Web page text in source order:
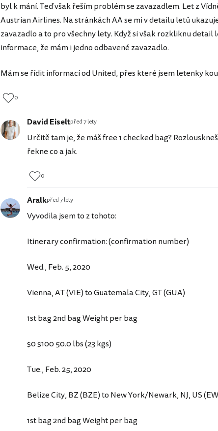
byl k mání. Teď však řeším problém se zavazadlem. Let z
Austrian Airlines. Na stránkách AA se mi v detailu letů
zavazadlo a to pro všechny lety. Když si však rozkliknu
informace, že mám i jedno odbavené zavazadlo.
Mám se řídit informací od United, přes které jsem letenky
0
David Eiseltpřed 7 lety
Určitě tam je, že máš free 1 checked bag?
řekne co a jak.
0
Aralkpřed 7 lety
Vyvodila jsem to z tohoto:
Itinerary confirmation: (confirmation number)
Wed., Feb. 5, 2020
Vienna, AT (VIE) to Guatemala City, GT (GUA)
1st bag 2nd bag Weight per bag
$0 $100 50.0 lbs (23 kgs)
Tue., Feb. 25, 2020
Belize City, BZ (BZE) to New York/Newark, NJ, US
1st bag 2nd bag Weight per bag